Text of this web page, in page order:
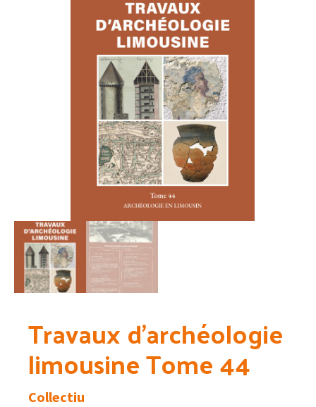
Travaux d’archéologie
limousine Tome 44
Collectiu